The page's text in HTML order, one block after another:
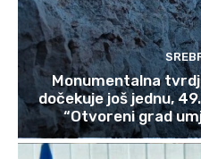
Monumentalna
dočekuje još jednu,
“Otvoreni grad